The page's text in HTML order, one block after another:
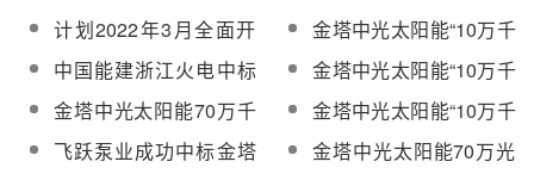
计划2022年3月全面开
建！金塔中光太阳能70
万千瓦“光热+”项目可研
通过评审
金塔中光太阳能“10万千
瓦光热+60万千瓦光伏”
项目场平工程正式动工
中国能建浙江火电中标
金塔中光太阳能70万千
瓦光热光伏一体化项目
金塔中光太阳能“10万千
瓦光热+60万千瓦光伏”
项目主体工程正式动工
金塔中光太阳能70万千
瓦光热光伏一体化项目
熔盐储罐安装工程招标
金塔中光太阳能“10万千
瓦光热+60万千瓦光伏”
项目启动吸热塔基础浇
飞跃泵业成功中标金塔
金塔中光太阳能70万光